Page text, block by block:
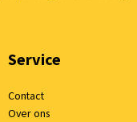
Service
Contact
Over ons